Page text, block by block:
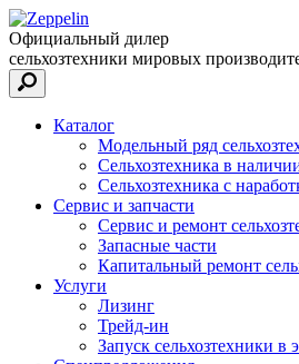
Официальный дилер
сельхозтехники мировых
Каталог
Модельный ряд
Сельхозтехника в
Сельхозтехника с
Сервис и запчасти
Сервис и ремонт
Запасные части
Капитальный ремонт
Услуги
Лизинг
Трейд-ин
Запуск сельхозтехники в